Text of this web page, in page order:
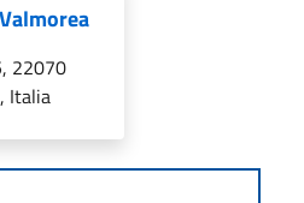
22070
Italia